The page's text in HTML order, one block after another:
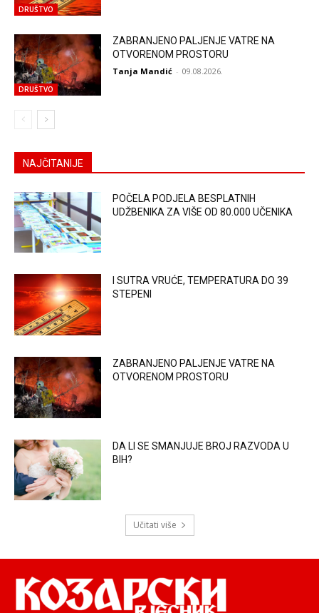
DRUŠTVO
DRUŠTVO
ZABRANJENO PALJENJE VATRE NA
OTVORENOM PROSTORU
Tanja Mandić - 09.08.2026.
NAJČITANIJE
POČELA PODJELA BESPLATNIH
UDŽBENIKA ZA VIŠE OD 80.000 UČENIKA
I SUTRA VRUĆE, TEMPERATURA DO 39
STEPENI
ZABRANJENO PALJENJE VATRE NA
OTVORENOM PROSTORU
DA LI SE SMANJUJE BROJ RAZVODA U
BIH?
Učitati više